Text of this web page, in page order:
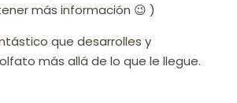
más información 😉 )
que desarrolles y
más allá de lo que le llegue.